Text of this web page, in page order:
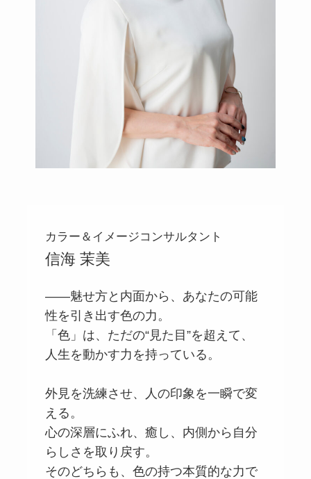
カラー＆イメージコンサルタント
信海 茉美
――魅せ方と内面から、あなたの可能
性を引き出す色の力。
「色」は、ただの“見た目”を超えて、
人生を動かす力を持っている。
外見を洗練させ、人の印象を一瞬で変
える。
心の深層にふれ、癒し、内側から自分
らしさを取り戻す。
そのどちらも、色の持つ本質的な力で